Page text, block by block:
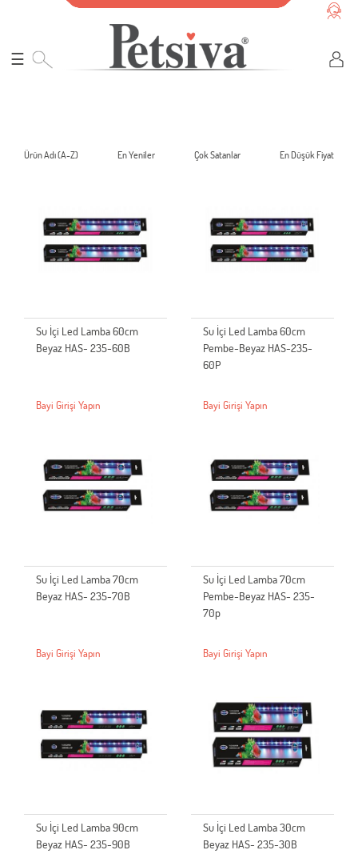
☰
Ürün Adı (A-Z) En Yeniler Çok Satanlar En Düşük Fiyat
Su İçi Led Lamba 60cm
Beyaz HAS- 235-60B
Bayi Girişi Yapın
Su İçi Led Lamba 60cm
Pembe-Beyaz HAS-235-
60P
Bayi Girişi Yapın
Su İçi Led Lamba 70cm
Beyaz HAS- 235-70B
Bayi Girişi Yapın
Su İçi Led Lamba 70cm
Pembe-Beyaz HAS- 235-
70p
Bayi Girişi Yapın
Su İçi Led Lamba 90cm
Beyaz HAS- 235-90B
Su İçi Led Lamba 30cm
Beyaz HAS- 235-30B